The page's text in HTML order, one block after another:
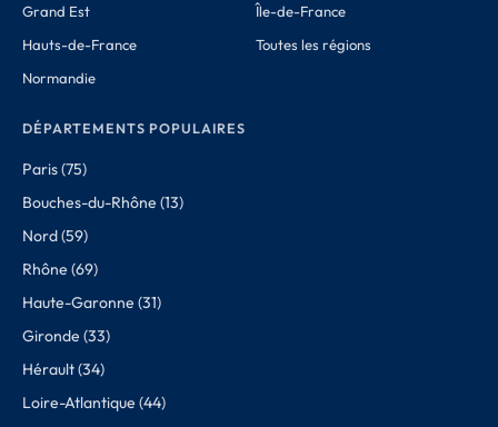
Grand Est
Hauts-de-France
Normandie
Île-de-France
Toutes les régions
DÉPARTEMENTS POPULAIRES
Paris (75)
Bouches-du-Rhône (13)
Nord (59)
Rhône (69)
Haute-Garonne (31)
Gironde (33)
Hérault (34)
Loire-Atlantique (44)